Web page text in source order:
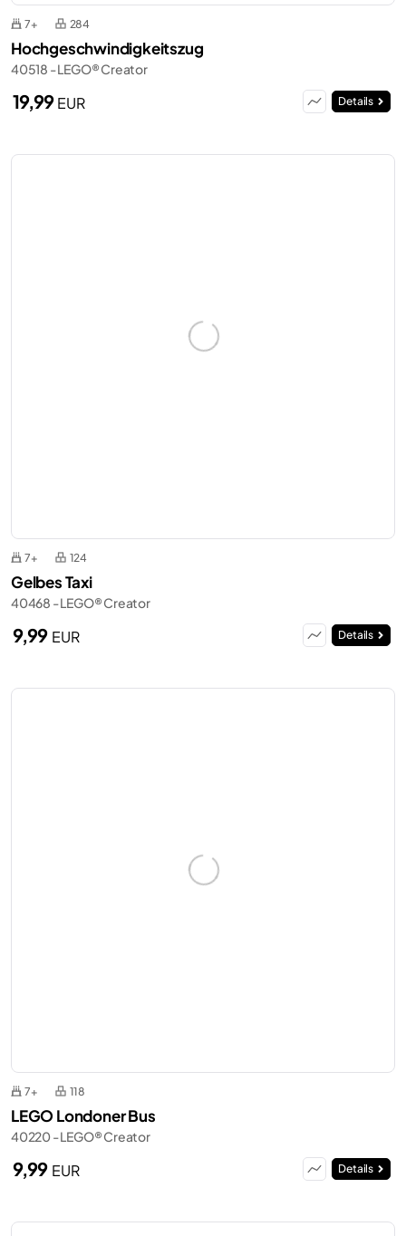
7+ 284
Hochgeschwindigkeitszug
40518 - LEGO® Creator
19,99EUR Details
7+ 124
Gelbes Taxi
40468 - LEGO® Creator
9,99 EUR Details
7+ 118
LEGO Londoner Bus
40220 - LEGO® Creator
9,99 EUR Details